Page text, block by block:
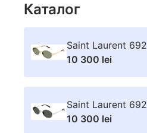
Каталог
Saint Laurent 692
10 300 lei
Saint Laurent 692
10 300 lei